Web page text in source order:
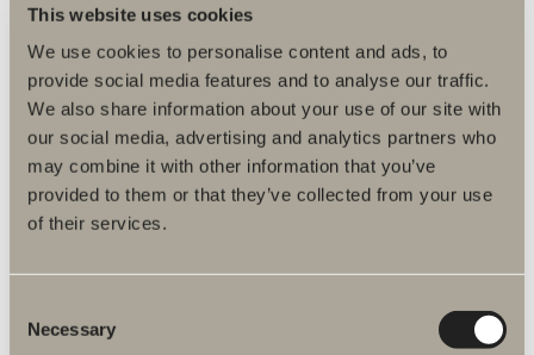
This website uses cookies
We use cookies to personalise content and ads, to
provide social media features and to analyse our traffic.
We also share information about your use of our site with
our social media, advertising and analytics partners who
may combine it with other information that you’ve
provided to them or that they’ve collected from your use
of their services.
Selection
Necessary
BRUN ASK